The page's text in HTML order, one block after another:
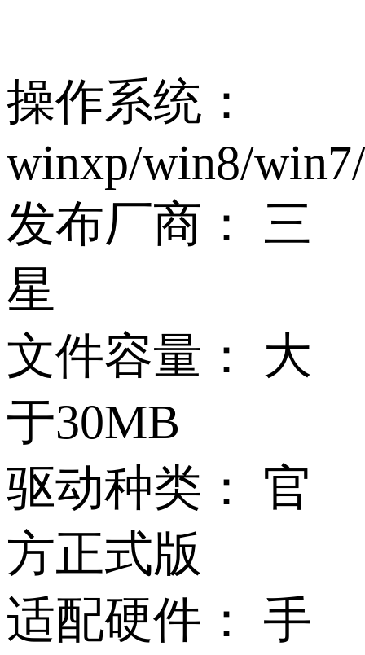
操作系统：
winxp/win8/
发布厂商：
三
星
文件容量：
大
于30MB
驱动种类：
官
方正式版
适配硬件：
手